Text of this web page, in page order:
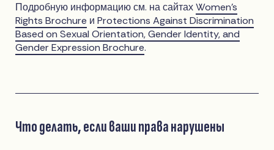
Подробную информацию см. на сайтахWomen’s
Rights Brochure иProtections Against Discrimination
Based on Sexual Orientation, Gender Identity, and
Gender Expression Brochure.
Что делать, если ваши права нарушены